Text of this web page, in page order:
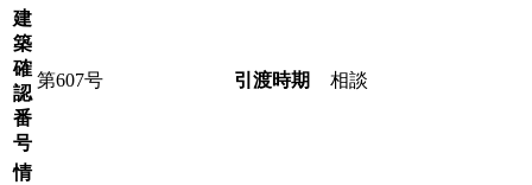
建
築
確
認
番
号
第607号 引渡時期 相談
情